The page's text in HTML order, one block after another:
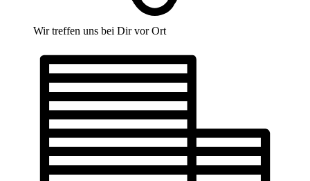
Wir treffen uns bei Dir vor Ort